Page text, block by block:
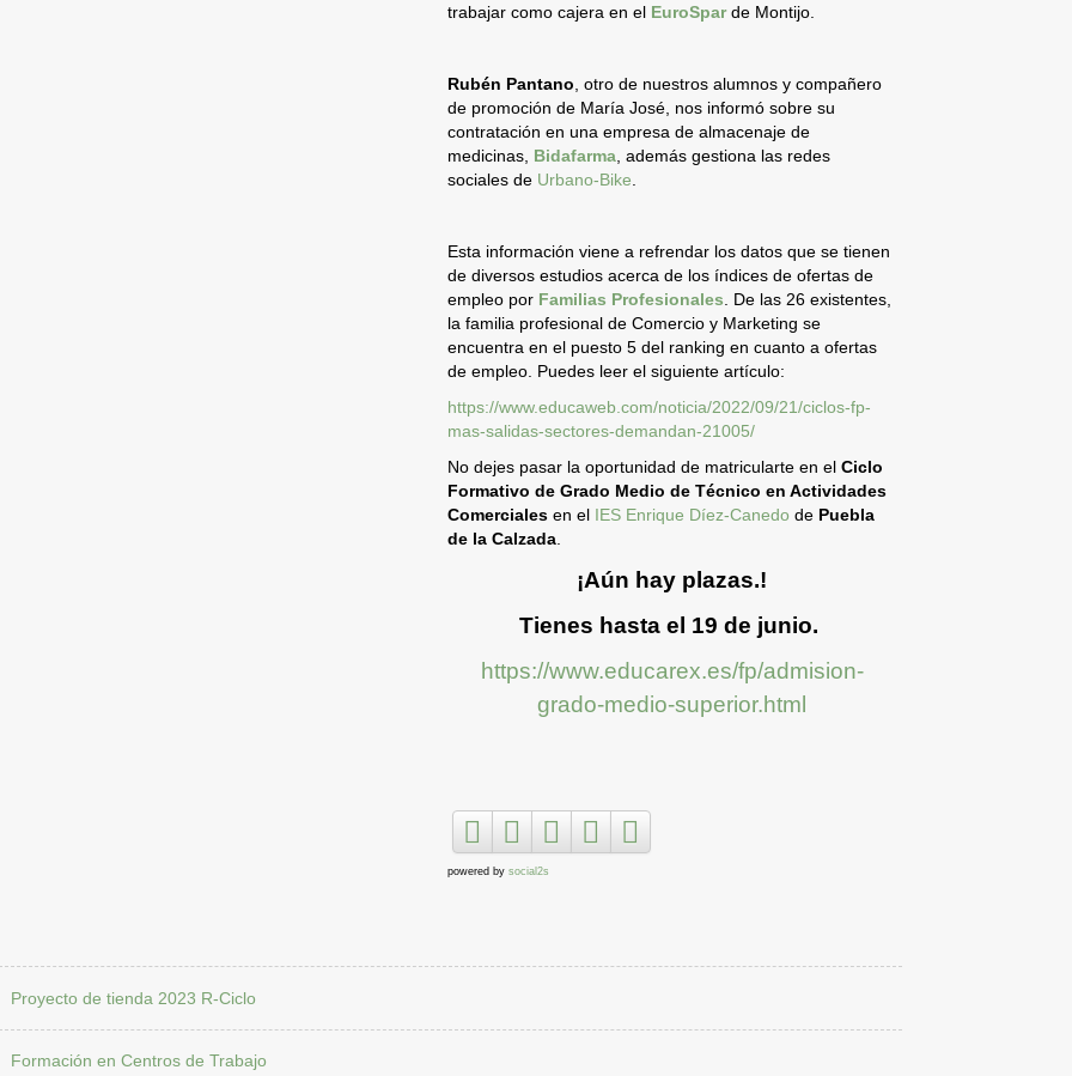
trabajar como cajera en el
EuroSpar de Montijo.
Rubén Pantano, otro de nuestros alumnos y compañero
de promoción de María José, nos informó sobre su
contratación en una empresa de almacenaje de
medicinas, Bidafarma, además gestiona las redes
sociales de Urbano-Bike.
Esta información viene a refrendar los datos que se tienen
de diversos estudios acerca de los índices de ofertas de
empleo por Familias Profesionales. De las 26 existentes,
la familia profesional de Comercio y Marketing se
encuentra en el puesto 5 del ranking en cuanto a ofertas
de empleo. Puedes leer el siguiente artículo:
https://www.educaweb.com/noticia/2022/09/21/ciclos-fp-
mas-salidas-sectores-demandan-21005/
No dejes pasar la oportunidad de matricularte en elCiclo
Formativo de Grado Medio de Técnico en Actividades
Comerciales en el IES Enrique Díez-Canedo de Puebla
de la Calzada.
¡Aún hay plazas.!
Tienes hasta el 19 de junio.
https://www.educarex.es/fp/admision-
grado-medio-superior.html
powered bysocial2s
Proyecto de tienda 2023 R-Ciclo
Formación en Centros de Trabajo